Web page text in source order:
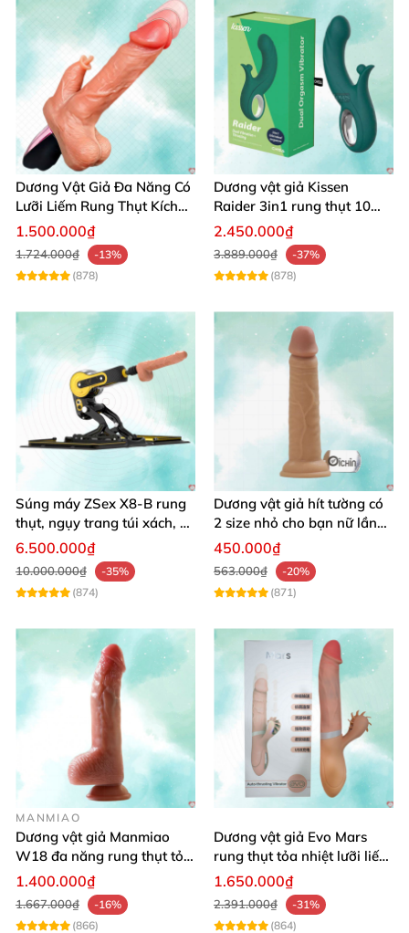
Dương Vật Giả Đa Năng Có
Lưỡi Liếm Rung Thụt Kích
Thích Cao Cấp
1.500.000₫
1.724.000₫
-13%
(878)
Dương vật giả Kissen
Raider 3in1 rung thụt 10
chế độ, chống nước
2.450.000₫
3.889.000₫
-37%
(878)
Súng máy ZSex X8-B rung
thụt, ngụy trang túi xách, 9
chế độ rung đa dạng
6.500.000₫
10.000.000₫
-35%
(874)
Dương vật giả hít tường có
2 size nhỏ cho bạn nữ lần
đầu sử dụng
450.000₫
563.000₫
-20%
(871)
MANMIAO
Dương vật giả Manmiao
W18 đa năng rung thụt tỏa
nhiệt remote hiện đại
1.400.000₫
1.667.000₫
-16%
(866)
Dương vật giả Evo Mars
rung thụt tỏa nhiệt lưỡi liếm
massage
1.650.000₫
2.391.000₫
-31%
(864)